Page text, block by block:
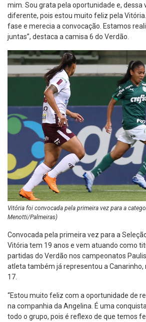
mim. Sou grata pela oportunidade e, dessa
diferente, pois estou muito feliz pela
fase e merecia a convocação. Estamos
juntas”, destaca a camisa 6 do Verdão.
Vitória foi convocada pela primeira vez para a
Menotti/Palmeiras)
Convocada pela primeira vez para a
Vitória tem 19 anos e vem atuando como
partidas do Verdão nos campeonatos
atleta também já representou a Canarinho,
17.
“Estou muito feliz com a oportunidade de
na companhia da Angelina. É uma
todo o grupo, pois é reflexo de que temos